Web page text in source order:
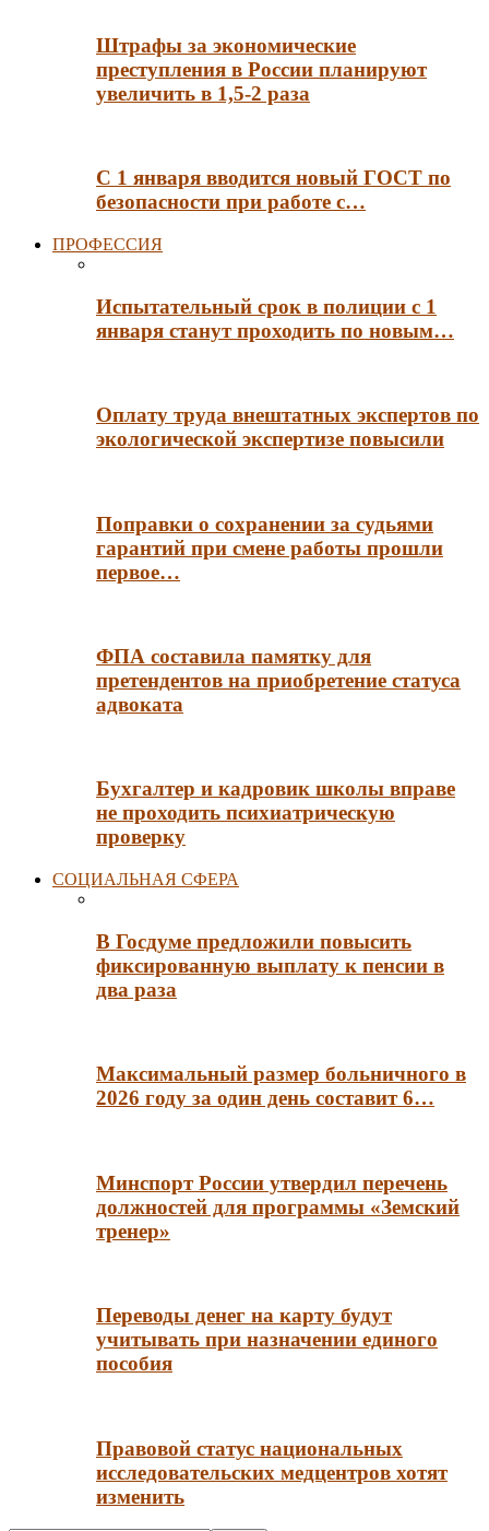
Штрафы за экономические
преступления в России планируют
увеличить в 1,5-2 раза
С 1 января вводится новый ГОСТ по
безопасности при работе с…
ПРОФЕССИЯ
Испытательный срок в полиции с 1
января станут проходить по новым…
Оплату труда внештатных экспертов по
экологической экспертизе повысили
Поправки о сохранении за судьями
гарантий при смене работы прошли
первое…
ФПА составила памятку для
претендентов на приобретение статуса
адвоката
Бухгалтер и кадровик школы вправе
не проходить психиатрическую
проверку
СОЦИАЛЬНАЯ СФЕРА
В Госдуме предложили повысить
фиксированную выплату к пенсии в
два раза
Максимальный размер больничного в
2026 году за один день составит 6…
Минспорт России утвердил перечень
должностей для программы «Земский
тренер»
Переводы денег на карту будут
учитывать при назначении единого
пособия
Правовой статус национальных
исследовательских медцентров хотят
изменить